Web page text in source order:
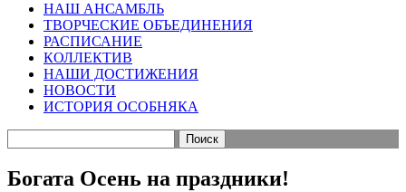
НАШ АНСАМБЛЬ
ТВОРЧЕСКИЕ ОБЪЕДИНЕНИЯ
РАСПИСАНИЕ
КОЛЛЕКТИВ
НАШИ ДОСТИЖЕНИЯ
НОВОСТИ
ИСТОРИЯ ОСОБНЯКА
Богата Осень на праздники!